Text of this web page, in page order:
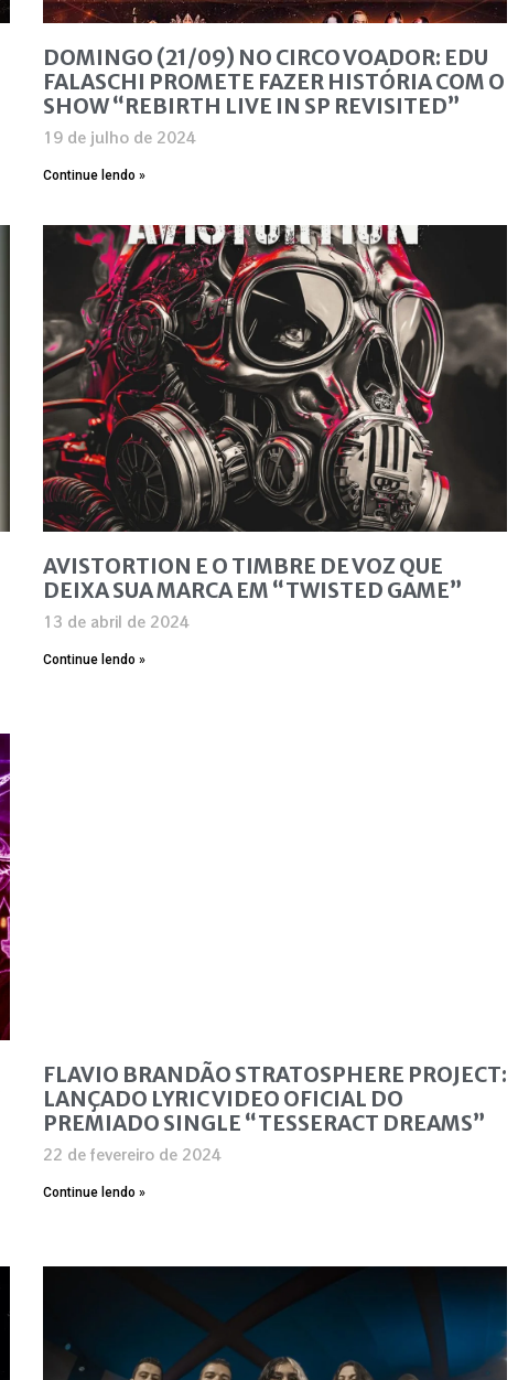
DOMINGO (21/09) NO CIRCO VOADOR: EDU
FALASCHI PROMETE FAZER HISTÓRIA COM O
SHOW “REBIRTH LIVE IN SP REVISITED”
19 de julho de 2024
Continue lendo »
AVISTORTION E O TIMBRE DE VOZ QUE
DEIXA SUA MARCA EM “TWISTED GAME”
13 de abril de 2024
Continue lendo »
FLAVIO BRANDÃO STRATOSPHERE PROJECT:
LANÇADO LYRIC VIDEO OFICIAL DO
PREMIADO SINGLE “TESSERACT DREAMS”
22 de fevereiro de 2024
Continue lendo »